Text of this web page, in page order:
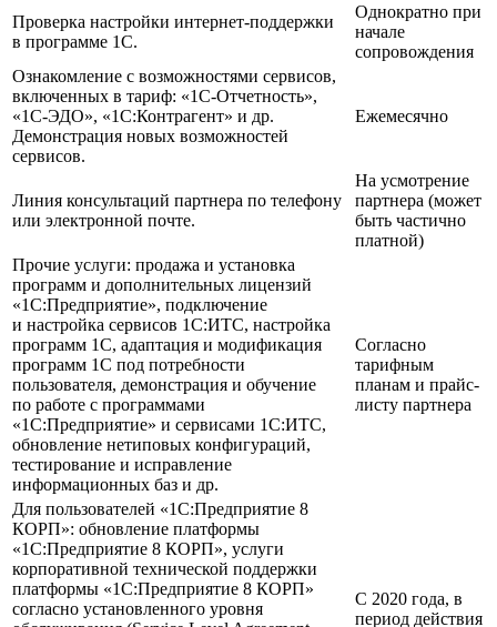
Проверка настройки интернет-поддержки
в программе 1С.
Однократно при
начале
сопровождения
Ознакомление с возможностями сервисов,
включенных в тариф: «1С-Отчетность»,
«1С-ЭДО», «1С:Контрагент» и др.
Демонстрация новых возможностей
сервисов.
Ежемесячно
Линия консультаций партнера по телефону
или электронной почте.
На усмотрение
партнера (может
быть частично
платной)
Прочие услуги: продажа и установка
программ и дополнительных лицензий
«1С:Предприятие», подключение
и настройка сервисов 1С:ИТС, настройка
программ 1С, адаптация и модификация
программ 1С под потребности
пользователя, демонстрация и обучение
по работе с программами
«1С:Предприятие» и сервисами 1С:ИТС,
обновление нетиповых конфигураций,
тестирование и исправление
информационных баз и др.
Согласно
тарифным
планам и прайс-
листу партнера
Для пользователей «1С:Предприятие 8
КОРП»: обновление платформы
«1С:Предприятие 8 КОРП», услуги
корпоративной технической поддержки
платформы «1С:Предприятие 8 КОРП»
согласно установленного уровня
C 2020 года, в
период действия